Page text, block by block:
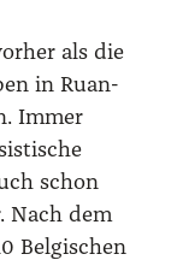
als die
in Ruan­
Immer
schon
Nach dem
Bel­gi­schen